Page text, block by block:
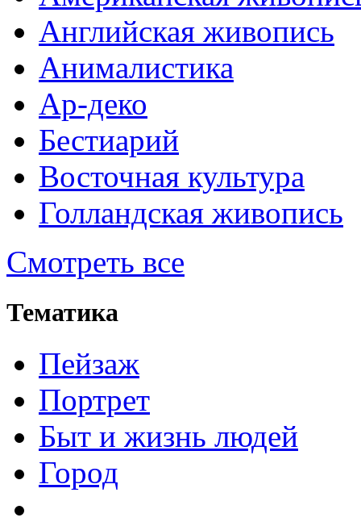
Английская живопись
Анималистика
Ар-деко
Бестиарий
Восточная культура
Голландская живопись
Смотреть все
Тематика
Пейзаж
Портрет
Быт и жизнь людей
Город